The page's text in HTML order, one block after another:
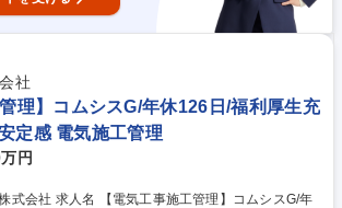
社
管理】コムシスG/年休126日/福利厚生充
定感 電気施工管理
円
理】コムシスG/年